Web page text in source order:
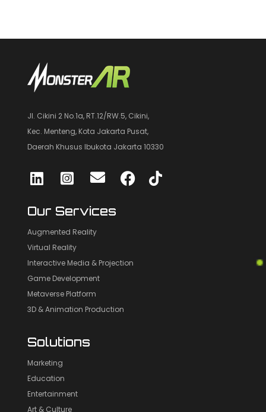
Jl. Cikini 2 No.1a, RT.12/RW.5, Cikini,
Kec. Menteng, Kota Jakarta Pusat,
Daerah Khusus Ibukota Jakarta 10330
Our Services
Augmented Reality
Virtual Reality
Interactive Media & Projection
Game Development
Metaverse Platform
3D & Animation Production
Solutions
Marketing
Education
Entertainment
Art & Culture